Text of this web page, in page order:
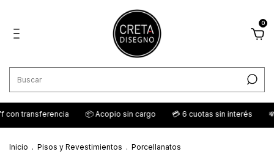
0
📦 Acopio sin cargo 💳 6 cuotas sin interés 💸 15% off con
Inicio . Pisos y Revestimientos . Porcellanatos